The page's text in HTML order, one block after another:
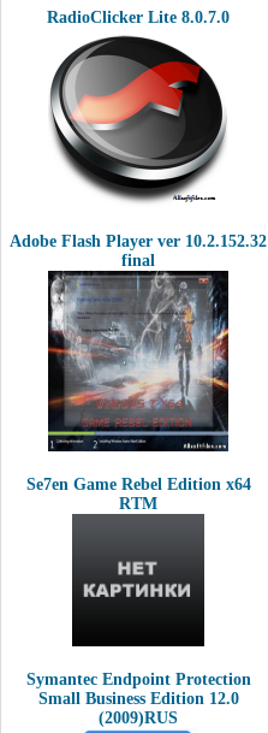
RadioClicker Lite 8.0.7.0
Adobe Flash Player ver 10.2.152.32
final
Se7en Game Rebel Edition x64
RTM
Symantec Endpoint Protection
Small Business Edition 12.0
(2009)RUS